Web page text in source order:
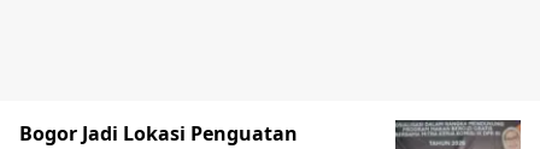
Bogor Jadi Lokasi Penguatan